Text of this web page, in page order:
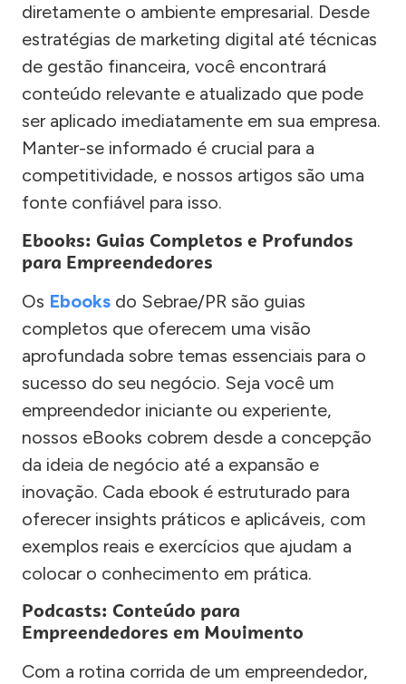
diretamente o ambiente empresarial. Desde
estratégias de marketing digital até técnicas
de gestão financeira, você encontrará
conteúdo relevante e atualizado que pode
ser aplicado imediatamente em sua empresa.
Manter-se informado é crucial para a
competitividade, e nossos artigos são uma
fonte confiável para isso.
Ebooks: Guias Completos e Profundos
para Empreendedores
Os Ebooks do Sebrae/PR são guias
completos que oferecem uma visão
aprofundada sobre temas essenciais para o
sucesso do seu negócio. Seja você um
empreendedor iniciante ou experiente,
nossos eBooks cobrem desde a concepção
da ideia de negócio até a expansão e
inovação. Cada ebook é estruturado para
oferecer insights práticos e aplicáveis, com
exemplos reais e exercícios que ajudam a
colocar o conhecimento em prática.
Podcasts: Conteúdo para
Empreendedores em Movimento
Com a rotina corrida de um empreendedor,